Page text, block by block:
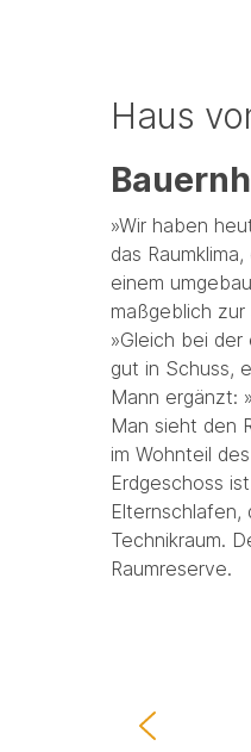
Haus
»Wir haben
das
einem
maßgeblich
»Gleich bei
gut in Schuss,
Mann ergänzt:
Man sieht den
im Wohnteil
Erdgeschoss
Elternschlafen,
Technikraum.
Raumreserve.